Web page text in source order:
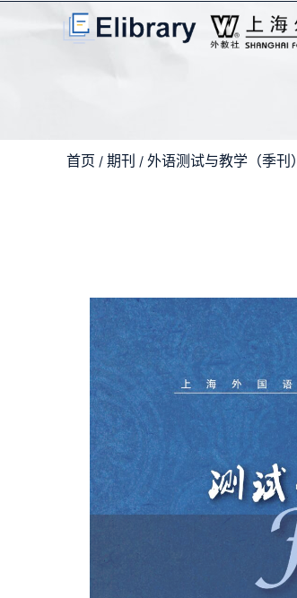
首页 / 期刊 / 外语测试与教学（季刊）